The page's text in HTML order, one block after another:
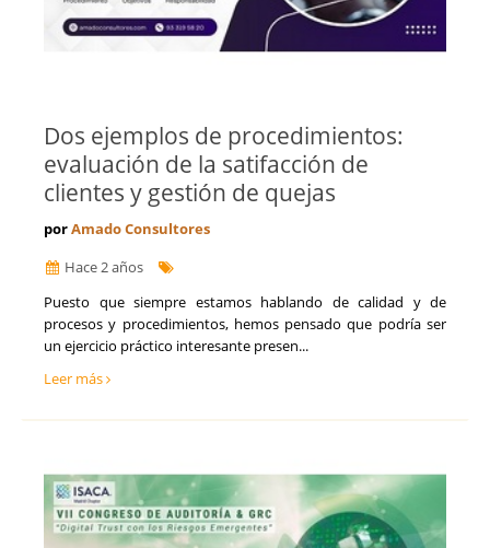
Dos ejemplos de procedimientos:
evaluación de la satifacción de
clientes y gestión de quejas
porAmado Consultores
Hace 2 años
Puesto que siempre estamos hablando de calidad y de
procesos y procedimientos, hemos pensado que podría ser
un ejercicio práctico interesante presen...
Leer más